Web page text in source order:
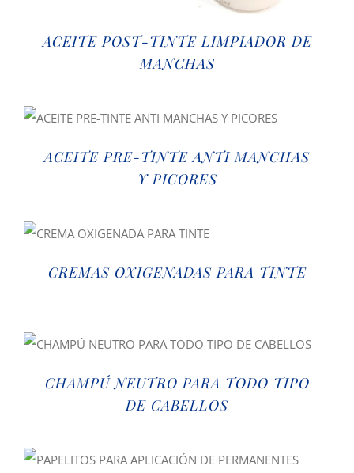
ACEITE POST-TINTE LIMPIADOR DE
MANCHAS
ACEITE PRE-TINTE ANTI MANCHAS
Y PICORES
CREMAS OXIGENADAS PARA TINTE
CHAMPÚ NEUTRO PARA TODO TIPO
DE CABELLOS